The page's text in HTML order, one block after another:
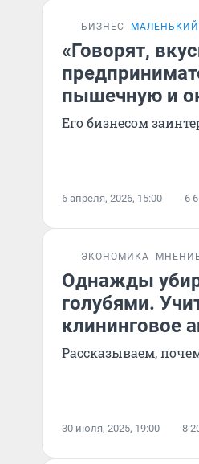
БИЗНЕС
«Говорят,
пышечную и
Его бизнесом
6 апреля, 2026, 15:00 6
ЭКОНОМИКА
Однажды
голубями.
клининговое
Рассказываем,
30 июля, 2025, 19:00 8